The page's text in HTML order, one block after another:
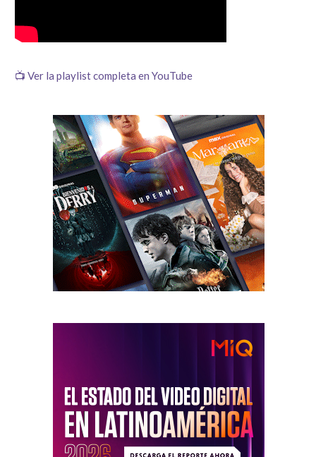
📺 Ver la playlist completa en YouTube